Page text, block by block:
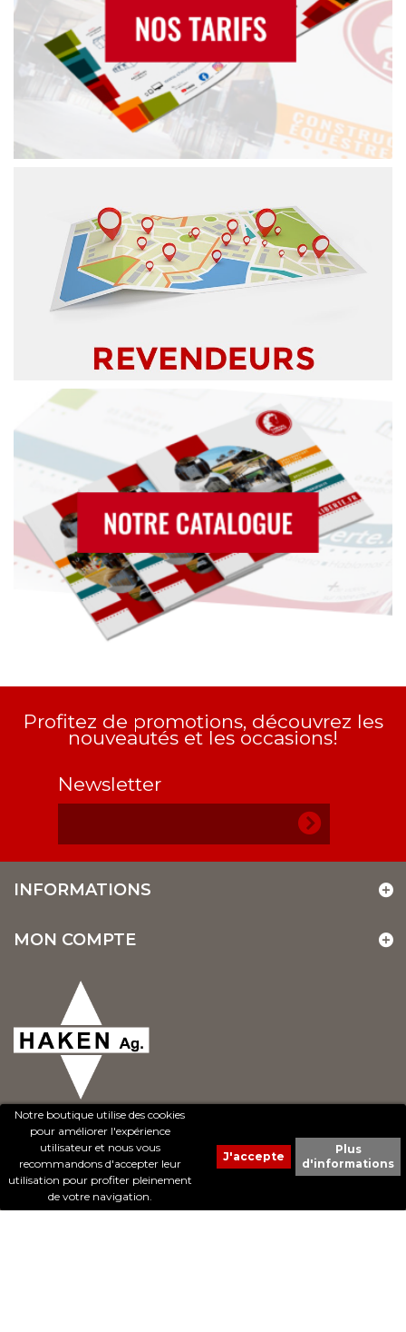
Notre boutique utilise des cookies
pour améliorer l'expérience
utilisateur et nous vous
recommandons d'accepter leur
utilisation pour profiter pleinement
de votre navigation.
Plus
d'informations
Profitez de promotions, découvrez les
nouveautés et les occasions!
Newsletter
INFORMATIONS
MON COMPTE
© 2017 - Cheval Liberté. Tous droits réservés.
Création de sites Internet | ProduWeb